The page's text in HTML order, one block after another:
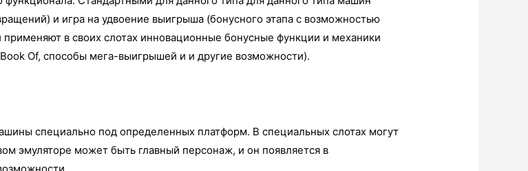
и игра на удвоение выигрыша (бонусного этапа с возможностью
в своих слотах инновационные бонусные функции и механики
Of, способы мега-выигрышей и и другие возможности).
специально под определенных платформ. В специальных слотах могут
эмуляторе может быть главный персонаж, и он появляется в